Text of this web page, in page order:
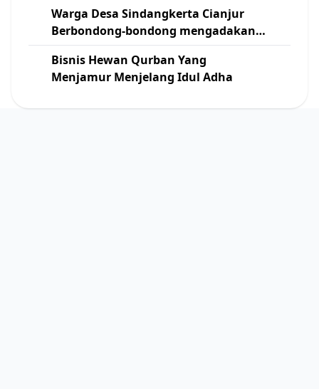
Warga Desa Sindangkerta Cianjur
Berbondong-bondong mengadakan
Kerja Bakti Pelebaran Jalan
Bisnis Hewan Qurban Yang
Menjamur Menjelang Idul Adha